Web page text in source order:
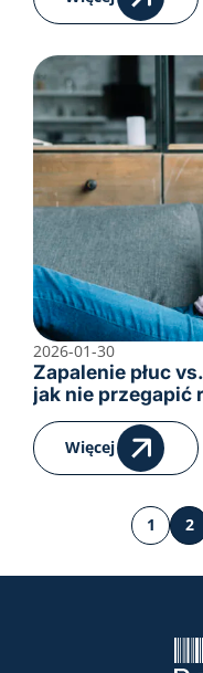
Zapalenie płuc
jak nie przegapić
2026-01-30
Więcej
1 2